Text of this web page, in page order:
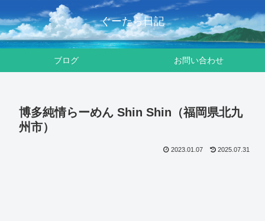
ぐーたら日記
ブログ お問い合わせ
博多純情らーめん Shin Shin（福岡県北九
州市）
2023.01.07 2025.07.31